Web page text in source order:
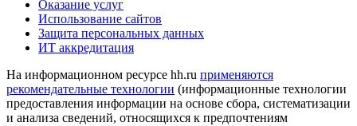
Оказание услуг
Использование сайтов
Защита персональных данных
ИТ аккредитация
На информационном ресурсе hh.ru применяются
рекомендательные технологии (информационные технологии
предоставления информации на основе сбора, систематизации
и анализа сведений, относящихся к предпочтениям